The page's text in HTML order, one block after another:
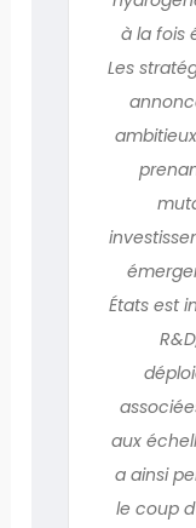
à la fois
Les
États est
aux
a ainsi
le coup